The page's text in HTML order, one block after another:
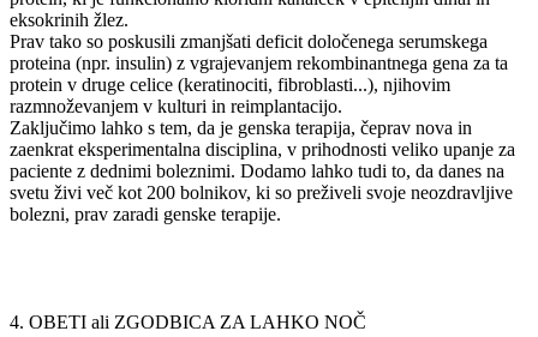
eksokrinih žlez.
Prav tako so poskusili zmanjšati deficit določenega serumskega
proteina (npr. insulin) z vgrajevanjem rekombinantnega gena za ta
protein v druge celice (keratinociti, fibroblasti...), njihovim
razmnoževanjem v kulturi in reimplantacijo.
Zaključimo lahko s tem, da je genska terapija, čeprav nova in
zaenkrat eksperimentalna disciplina, v prihodnosti veliko upanje za
paciente z dednimi boleznimi. Dodamo lahko tudi to, da danes na
svetu živi več kot 200 bolnikov, ki so preživeli svoje neozdravljive
bolezni, prav zaradi genske terapije.
4. OBETI ali ZGODBICA ZA LAHKO NOČ